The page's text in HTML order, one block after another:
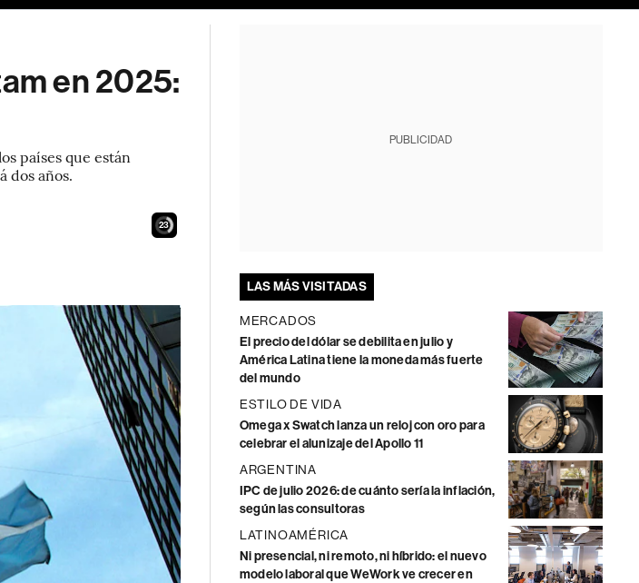
en 2025:
países que están
dos años.
22
PUBLICIDAD
LAS MÁS VISITADAS
MERCADOS
El precio del dólar se debilita en julio y
América Latina tiene la moneda más fuerte
del mundo
ESTILO DE VIDA
Omega x Swatch lanza un reloj con oro para
celebrar el alunizaje del Apollo 11
ARGENTINA
IPC de julio 2026: de cuánto sería la inflación,
según las consultoras
LATINOAMÉRICA
Ni presencial, ni remoto, ni híbrido: el nuevo
modelo laboral que WeWork ve crecer en